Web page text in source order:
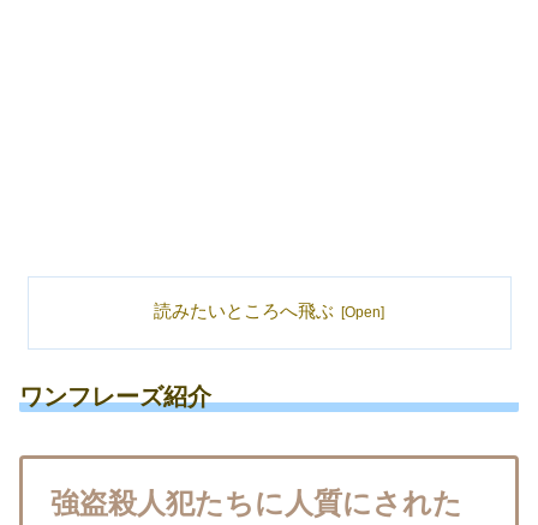
読みたいところへ飛ぶ
ワンフレーズ紹介
強盗殺人犯たちに人質にされた